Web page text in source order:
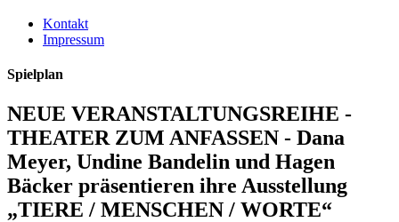
Kontakt
Impressum
Spielplan
NEUE VERANSTALTUNGSREIHE -
THEATER ZUM ANFASSEN - Dana
Meyer, Undine Bandelin und Hagen
Bäcker präsentieren ihre Ausstellung
„TIERE / MENSCHEN / WORTE“